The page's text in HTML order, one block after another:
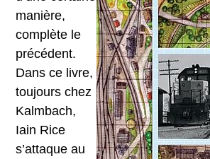
manière,
complète le
précédent.
Dans ce livre,
toujours chez
Kalmbach,
Iain Rice
s’attaque au